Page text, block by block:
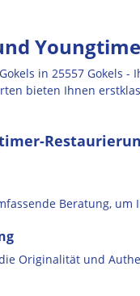
in 25557 Gokels
bieten Ihnen
Beratung,
Originalität und